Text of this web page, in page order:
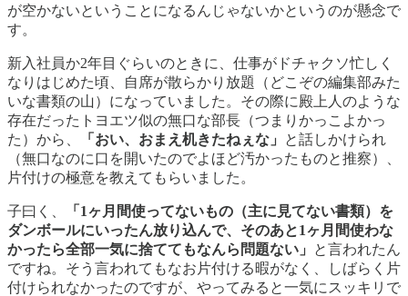
が空かないということになるんじゃないかというのが懸念で
す。
新入社員か2年目ぐらいのときに、仕事がドチャクソ忙しく
なりはじめた頃、自席が散らかり放題（どこぞの編集部みた
いな書類の山）になっていました。その際に殿上人のような
存在だったトヨエツ似の無口な部長（つまりかっこよかっ
た）から、
「おい、おまえ机きたねぇな」
と話しかけられ
（無口なのに口を開いたのでよほど汚かったものと推察）、
片付けの極意を教えてもらいました。
子曰く、
「1ヶ月間使ってないもの（主に見てない書類）を
ダンボールにいったん放り込んで、そのあと1ヶ月間使わな
かったら全部一気に捨ててもなんら問題ない」
と言われたん
ですね。そう言われてもなお片付ける暇がなく、しばらく片
付けられなかったのですが、やってみると一気にスッキリで